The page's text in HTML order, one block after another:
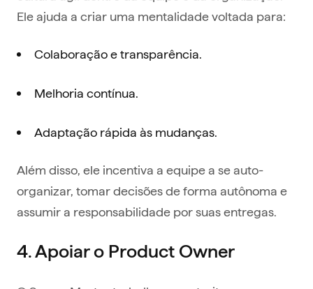
Ele ajuda a criar uma mentalidade voltada para:
Colaboração e transparência.
Melhoria contínua.
Adaptação rápida às mudanças.
Além disso, ele incentiva a equipe a se auto-
organizar, tomar decisões de forma autônoma e
assumir a responsabilidade por suas entregas.
4. Apoiar o Product Owner